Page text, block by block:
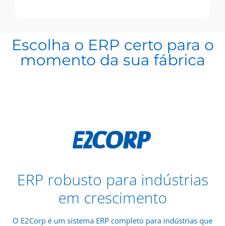
Escolha o ERP certo para o
momento da sua fábrica
ERP robusto para indústrias
em crescimento
O E2Corp é um sistema ERP completo para indústrias que